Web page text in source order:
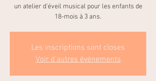
un atelier d'éveil musical pour les enfants de
18-mois à 3 ans.
Les inscriptions sont closes
Voir d'autres événements